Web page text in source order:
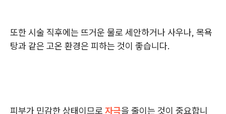
또한 시술 직후에는 뜨거운 물로 세안하거나 사우나, 목욕
탕과 같은 고온 환경은 피하는 것이 좋습니다.
피부가 민감한 상태이므로 자극을 줄이는 것이 중요합니